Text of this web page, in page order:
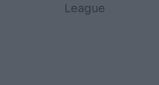
League